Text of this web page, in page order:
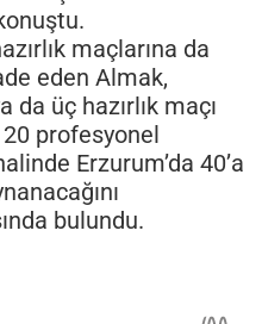
maçlarına da
eden Almak,
da üç hazırlık maçı
profesyonel
Erzurum’da 40’a
bulundu.